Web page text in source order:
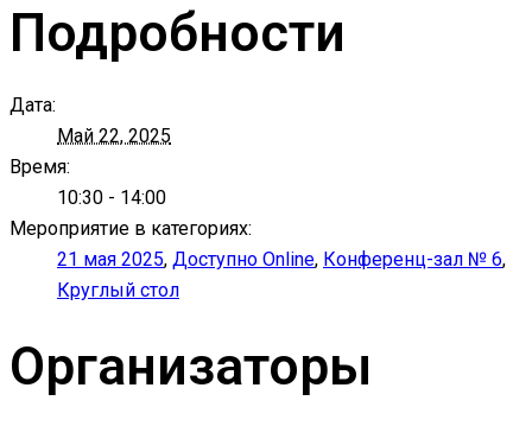
Подробности
Дата:
Май 22, 2025
Время:
10:30 - 14:00
Мероприятие в категориях:
21 мая 2025, Доступно Online, Конференц-зал № 6,
Круглый стол
Организаторы